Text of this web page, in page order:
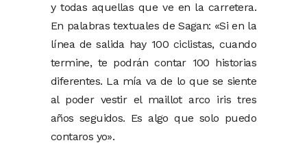
y todas aquellas que ve en la carretera.
En palabras textuales de Sagan: «Si en la
línea de salida hay 100 ciclistas, cuando
termine, te podrán contar 100 historias
diferentes. La mía va de lo que se siente
al poder vestir el maillot arco iris tres
años seguidos. Es algo que solo puedo
contaros yo».